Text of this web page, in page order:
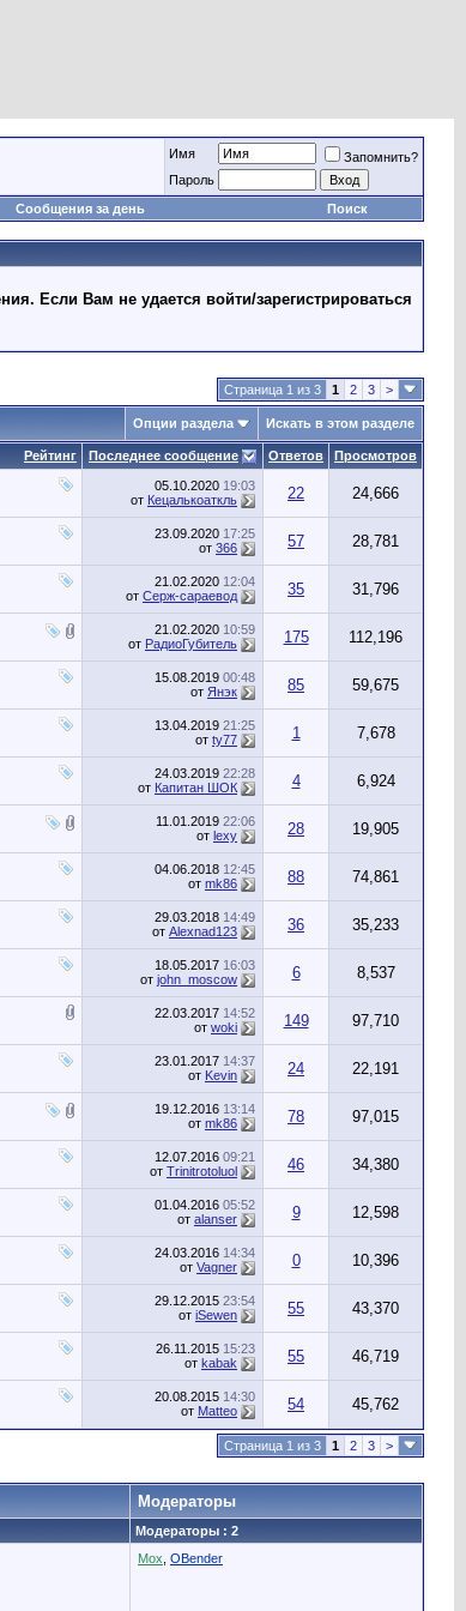
Имя
Запомнить?
Пароль
Сообщения за день Поиск
Если Вам не удается войти/зарегистрироваться
Страница 1 из 3 1 2 3 >
Опции раздела Искать в этом разделе
Рейтинг Последнее сообщение Ответов Просмотров
05.10.2020 19:03
от Кецалькоаткль 22 24,666
23.09.2020 17:25
от 366 57 28,781
21.02.2020 12:04
от Серж-сараевод 35 31,796
21.02.2020 10:59
от РадиоГубитель 175 112,196
15.08.2019 00:48
от Янэк 85 59,675
13.04.2019 21:25
от ty77 1 7,678
24.03.2019 22:28
от Капитан ШОК 4 6,924
11.01.2019 22:06
от lexy 28 19,905
04.06.2018 12:45
от mk86 88 74,861
29.03.2018 14:49
от Alexnad123 36 35,233
18.05.2017 16:03
от john_moscow 6 8,537
22.03.2017 14:52
от woki 149 97,710
23.01.2017 14:37
от Kevin 24 22,191
19.12.2016 13:14
от mk86 78 97,015
12.07.2016 09:21
от Trinitrotoluol 46 34,380
01.04.2016 05:52
от alanser 9 12,598
24.03.2016 14:34
от Vagner 0 10,396
29.12.2015 23:54
от iSewen 55 43,370
26.11.2015 15:23
от kabak 55 46,719
20.08.2015 14:30
от Matteo 54 45,762
Страница 1 из 3 1 2 3 >
Модераторы
Модераторы : 2
Mox OBender